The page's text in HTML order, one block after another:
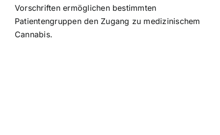
Vorschriften ermöglichen bestimmten
Patientengruppen den Zugang zu medizinischem
Cannabis.